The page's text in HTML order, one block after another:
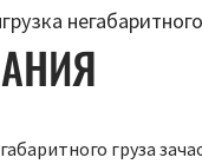
груза